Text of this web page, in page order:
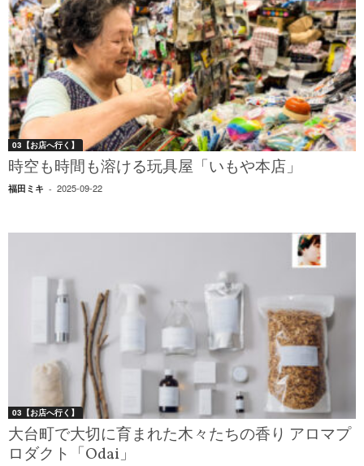
03【お店へ行く】
時空も時間も溶ける玩具屋「いもや本店」
福田ミキ - 2025-09-22
03【お店へ行く】
大台町で大切に育まれた木々たちの香り アロマプ
ロダクト「Odai」